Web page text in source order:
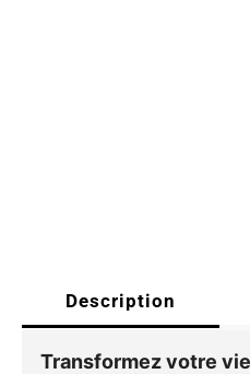
Description
Transformez votre